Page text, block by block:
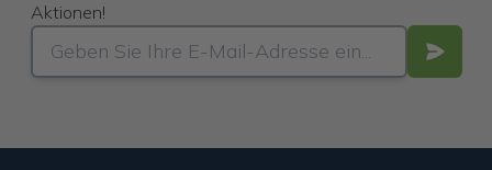
Aktionen!